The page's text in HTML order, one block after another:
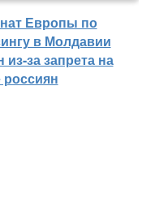
Европы по
в Молдавии
из-за запрета на
россиян